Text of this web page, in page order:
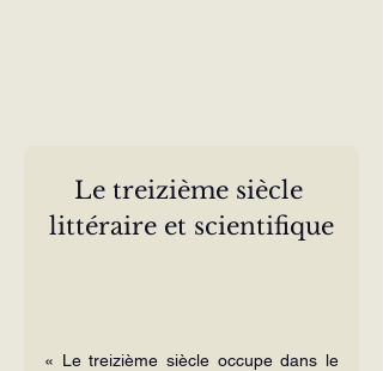
Le treizième siècle
littéraire et scientifique
« Le treizième siècle occupe dans le